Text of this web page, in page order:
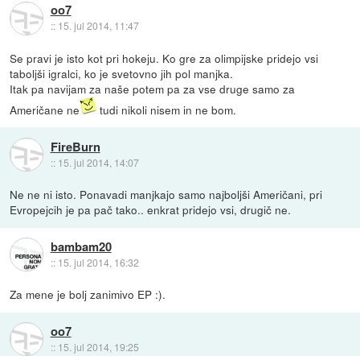
oo7
:: 15. jul 2014, 11:47
Se pravi je isto kot pri hokeju. Ko gre za olimpijske pridejo vsi
taboljši igralci, ko je svetovno jih pol manjka.
Itak pa navijam za naše potem pa za vse druge samo za
Američane ne
tudi nikoli nisem in ne bom.
FireBurn
:: 15. jul 2014, 14:07
Ne ne ni isto. Ponavadi manjkajo samo najboljši Američani, pri
Evropejcih je pa pač tako.. enkrat pridejo vsi, drugič ne.
bambam20
:: 15. jul 2014, 16:32
Za mene je bolj zanimivo EP :).
oo7
:: 15. jul 2014, 19:25